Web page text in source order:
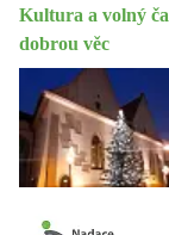
Kultura a volný
dobrou věc